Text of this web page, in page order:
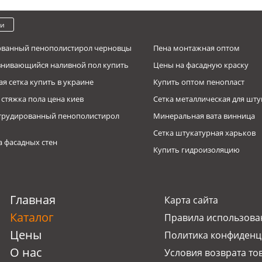
пенополистирол черновцы
наливной пол купить
сетка купить в украине
пола цена киев
пенополистирол
фасадных стен
купить
Пена монтажная оптом
Цены на фасадную краску
Купить оптом пенопласт
Сетка металлическая для
Минеральная вата винница
Сетка штукатурная харьков
Купить гидроизоляцию
цена
цены
краски
пол
Фасадная
Краска
Штукатурка
Сетка
Пенопласт 50мм до 15 кг/м3
Минеральная вата IZOVAT
EPS 80 1000х500х100мм, до 15кг/м3, Warm-C
EPS 80 1000х500х70мм, до 15кг/м3, Warm-C
экструдированный (стиродур) PNP,
смесь для газо- и пенобетонных блоков
Дюбель для
стержень
Грунтовка
BUDMAJSTER
Грунтующая
наполнителем,
Главная
Каталог
Цены
О нас
Карта сайта
Правила
Политика
Условия возврата